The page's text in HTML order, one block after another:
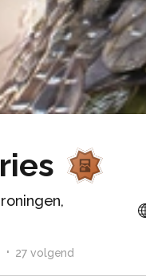
27 volgend